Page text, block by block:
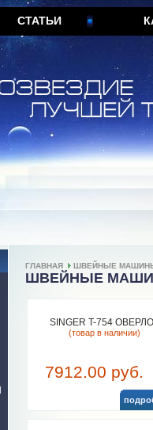
СТАТЬИ
ГЛАВНАЯ ШВЕЙНЫЕ
ШВЕЙНЫЕ
SINGER T-754
(товар в наличии)
7912.00 руб.